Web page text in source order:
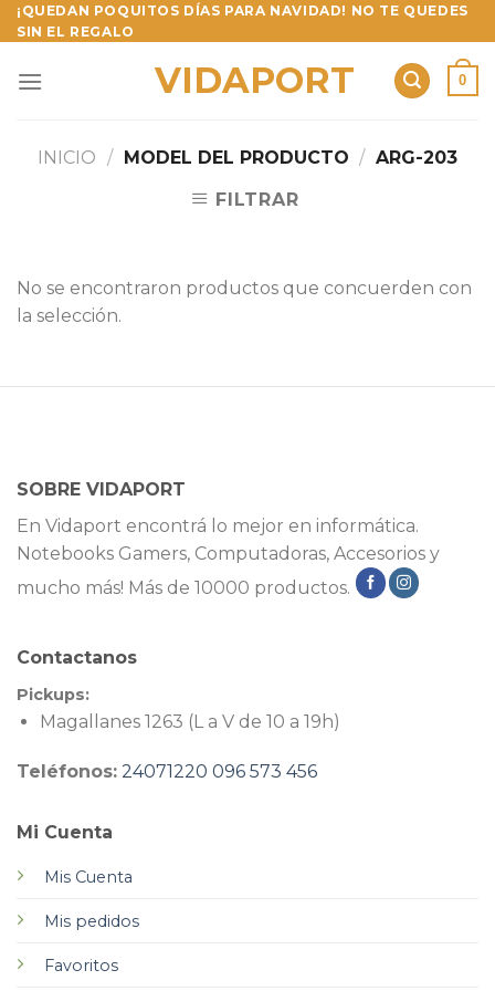
Skip
to
¡QUEDAN POQUITOS DÍAS PARA NAVIDAD! NO TE QUEDES
SIN EL REGALO
VIDAPORT 0
INICIO / MODEL DEL PRODUCTO / ARG-203
FILTRAR
No se encontraron productos que concuerden con
la selección.
SOBRE VIDAPORT
En Vidaport encontrá lo mejor en informática.
Notebooks Gamers, Computadoras, Accesorios y
mucho más! Más de 10000 productos.
Mi Cuenta
Mis Cuenta
Mis pedidos
Favoritos
Contactanos
Pickups:
Magallanes 1263 (L a V de 10 a 19h)
Teléfonos: 24071220 096 573 456